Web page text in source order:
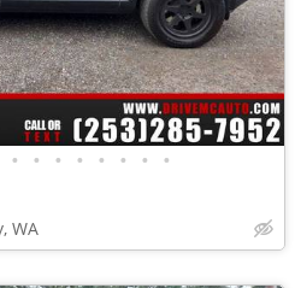
• • • • • • • •
WA